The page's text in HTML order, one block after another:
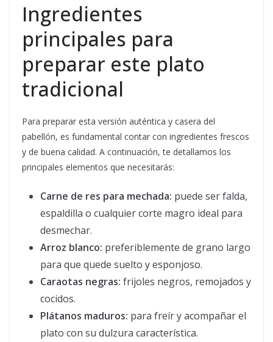
Ingredientes
principales para
preparar este plato
tradicional
Para preparar esta versión auténtica y casera del
pabellón, es fundamental contar con ingredientes frescos
y de buena calidad. A continuación, te detallamos los
principales elementos que necesitarás:
Carne de res para mechada: puede ser falda,
espaldilla o cualquier corte magro ideal para
desmechar.
Arroz blanco: preferiblemente de grano largo
para que quede suelto y esponjoso.
Caraotas negras: frijoles negros, remojados y
cocidos.
Plátanos maduros: para freír y acompañar el
plato con su dulzura característica.